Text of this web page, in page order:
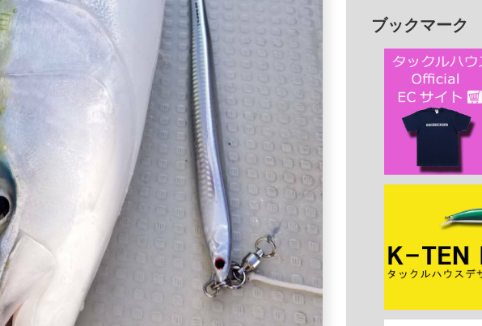
ブックマーク